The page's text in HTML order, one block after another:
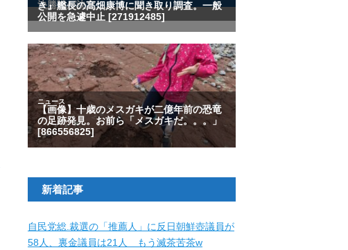
新着記事
自民党総.裁選の「推薦人」に反日朝鮮壺議員が
58人、裏金議員は21人 もう滅茶苦茶w